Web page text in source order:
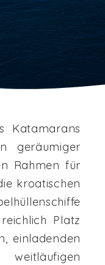
Katamarans
geräumiger
Rahmen für
kroatischen
Platz
einladenden